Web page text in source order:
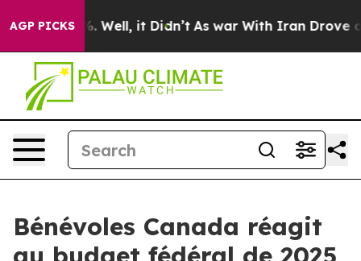
AGP PICKS
40%. Well, it Didn’t As war With Iran Drove oil
Bénévoles Canada réagit